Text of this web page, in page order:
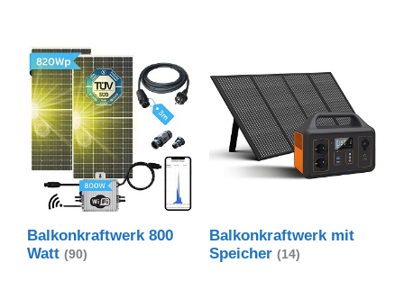
Balkonkraftwerk 800
Watt (90)
Balkonkraftwerk mit
Speicher (14)